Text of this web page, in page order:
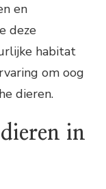
en
deze
habitat
om oog
dieren.
in